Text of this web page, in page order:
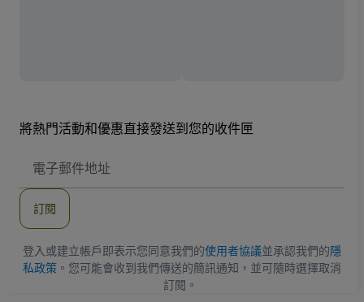
將熱門活動和優惠直接發送到您的收件匣
子
地
訂閱
登入或建立帳戶即表示您同意我們的使用者協議並承認我們的隱
私政策 。您可能會收到我們傳送的簡訊通知，並可隨時選擇取消
訂閱。